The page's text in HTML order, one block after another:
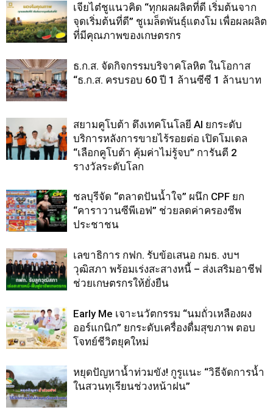
เจียไต๋ชูแนวคิด “ทุกผลผลิตที่ดี เริ่มต้นจาก
จุดเริ่มต้นที่ดี” ชูเมล็ดพันธุ์แตงโม เพื่อผลผลิต
ที่มีคุณภาพของเกษตรกร
ธ.ก.ส. จัดกิจกรรมบริจาคโลหิต ในโอกาส
“ธ.ก.ส. ครบรอบ 60 ปี 1 ล้านซีซี 1 ล้านบาท
สยามคูโบต้า ดึงเทคโนโลยี AI ยกระดับ
บริการหลังการขายไร้รอยต่อ เปิดโมเดล
“เลือกคูโบต้า คุ้มค่าไม่รู้จบ” การันตี 2
รางวัลระดับโลก
ชลบุรีจัด “ตลาดปันน้ำใจ” ผนึก CPF ยก
“คาราวานซีพีเอฟ” ช่วยลดค่าครองชีพ
ประชาชน
เลขาธิการ กฟก. รับข้อเสนอ กมธ. งบฯ
วุฒิสภา พร้อมเร่งสะสางหนี้ – ส่งเสริมอาชีฟ
ช่วยเกษตรกรให้ยั่งยืน
Early Me เจาะนวัตกรรม “นมถั่วเหลืองผง
ออร์แกนิก” ยกระดับเครื่องดื่มสุขภาพ ตอบ
โจทย์ชีวิตยุคใหม่
หยุดปัญหาน้ำท่วมขัง! กูรูแนะ “วิธีจัดการน้ำ
ในสวนทุเรียนช่วงหน้าฝน”